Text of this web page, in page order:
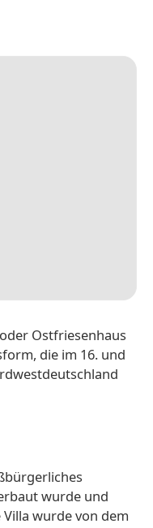
Ostfriesenhaus
die im 16. und
wurde und
wurde von dem